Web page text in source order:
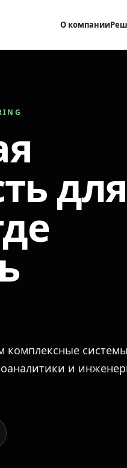
О компании
для
комплексные системы
и